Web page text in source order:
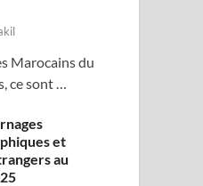
Marocains du
ce sont …
et
au